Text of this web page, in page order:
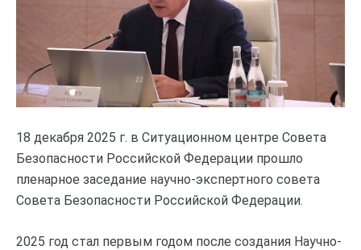
18 декабря 2025 г. в Ситуационном центре Совета
Безопасности Российской Федерации прошло
пленарное заседание научно-экспертного совета
Совета Безопасности Российской Федерации.
2025 год стал первым годом после создания Научно-